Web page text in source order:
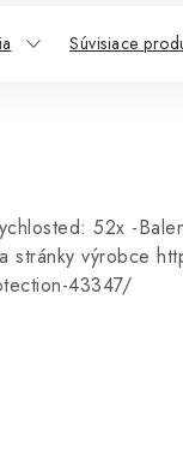
Súvisiace
52x -
stránky výrobce
43347/